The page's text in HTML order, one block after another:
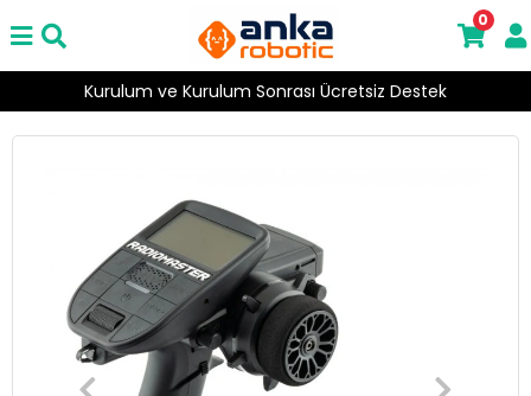
Kurulum ve Kurulum Sonrası Ücretsiz Destek
0